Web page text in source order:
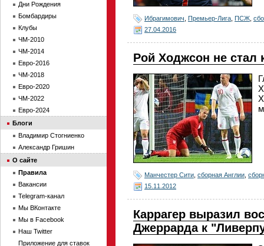
Ибрагимович Премьер-Лига ПСЖ
27.04.2016
Рой Ходжсон не стал
Манчестер Сити сборная Англии
15.11.2012
Каррагер выразил
Джеррарда к
Дни Рождения
Бомбардиры
Клубы
ЧМ-2010
ЧМ-2014
Евро-2016
ЧМ-2018
Евро-2020
ЧМ-2022
Евро-2024
Блоги
Владимир Стогниенко
Александр Гришин
О сайте
Правила
Вакансии
Telegram-канал
Мы ВКонтакте
Мы в Facebook
Наш Twitter
Приложение для ставок